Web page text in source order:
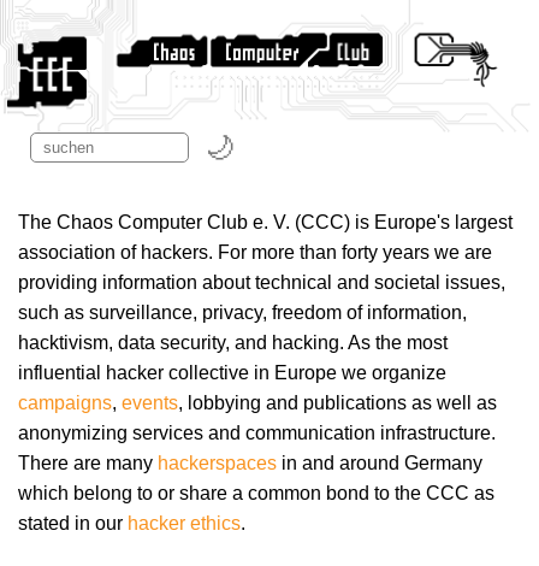
The Chaos Computer Club e. V. (CCC) is Europe's largest
association of hackers. For more than forty years we are
providing information about technical and societal issues,
such as surveillance, privacy, freedom of information,
hacktivism, data security, and hacking. As the most
influential hacker collective in Europe we organize
campaigns, events, lobbying and publications as well as
anonymizing services and communication infrastructure.
There are many hackerspaces in and around Germany
which belong to or share a common bond to the CCC as
stated in our hacker ethics.